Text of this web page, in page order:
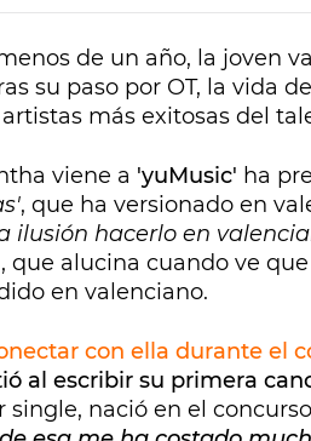
de un año, la joven
su paso por OT, la vida de
más exitosas del
viene a 'yuMusic' ha
, que ha versionado en
ilusión hacerlo en
que alucina cuando ve
en valenciano.
con ella durante el
al escribir su primera
single, nació en el